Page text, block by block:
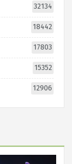
32134
18442
17803
15352
12906